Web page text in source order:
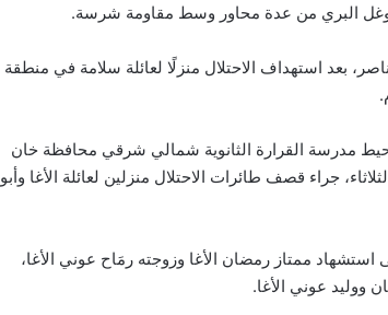
البري من عدة محاور وسط مقاومة شرسة.
بعد استهداف الاحتلال منزلًا لعائلة سلامة في منطقة
مدرسة القرارة الثانوية شمالي شرقي محافظة خان
26 آخرون، فجر اليوم الثلاثاء، جراء قصف طائرات الاحتلال منزلين لعائلة الأغا وأبو
ممتاز رمضان الأغا وزوجته رمَاح عوني الأغا،
ووليد عوني الأغا.